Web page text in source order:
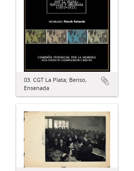
03. CGT La Plata; Beriso,
Ensenada